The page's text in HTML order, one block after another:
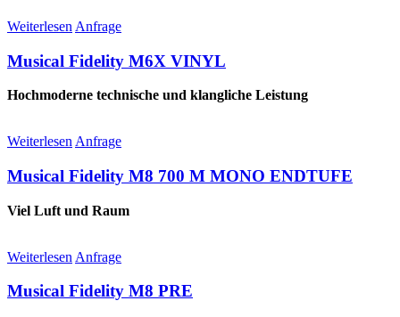
Weiterlesen Anfrage
Musical Fidelity M6X VINYL
Hochmoderne technische und klangliche Leistung
Weiterlesen Anfrage
Musical Fidelity M8 700 M MONO ENDTUFE
Viel Luft und Raum
Weiterlesen Anfrage
Musical Fidelity M8 PRE